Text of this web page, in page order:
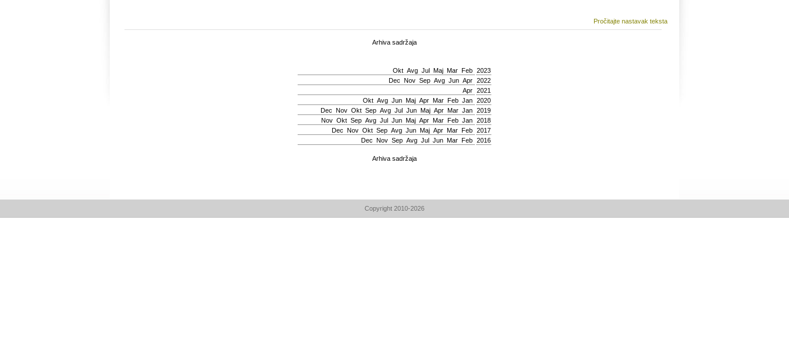
Pročitajte nastavak teksta
Arhiva sadržaja
Okt Avg Јul Мај Mar Feb 2023
Dec Nov Sep Avg Јun Apr 2022
Apr 2021
Okt Avg Јun Мај Apr Mar Feb Jan 2020
Dec Nov Okt Sep Avg Јul Јun Мај Apr Mar Jan 2019
Nov Okt Sep Avg Јul Јun Мај Apr Mar Feb Jan 2018
Dec Nov Okt Sep Avg Јun Мај Apr Mar Feb 2017
Dec Nov Sep Avg Јul Јun Mar Feb 2016
Arhiva sadržaja
Copyright 2010-2026